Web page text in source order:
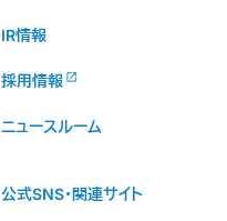
IR情報
採用情報
ニュースルーム
公式SNS・関連サイト